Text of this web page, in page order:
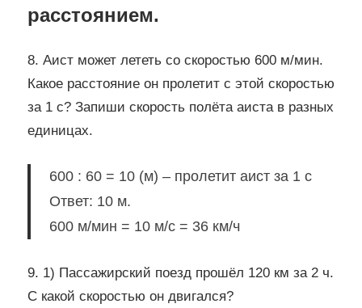
расстоянием.
8. Аист может лететь со скоростью 600 м/мин.
Какое расстояние он пролетит с этой скоростью
за 1 с? Запиши скорость полёта аиста в разных
единицах.
600 : 60 = 10 (м) – пролетит аист за 1 с
Ответ: 10 м.
600 м/мин = 10 м/с = 36 км/ч
9. 1) Пассажирский поезд прошёл 120 км за 2 ч.
С какой скоростью он двигался?